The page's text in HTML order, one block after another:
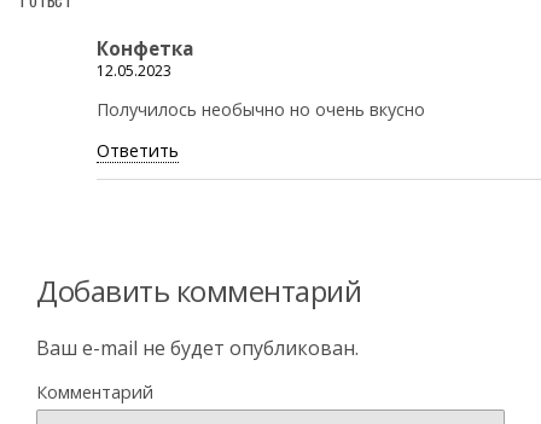
Конфетка
12.05.2023
Получилось необычно но очень вкусно
Ответить
Добавить комментарий
Ваш e-mail не будет опубликован.
Комментарий